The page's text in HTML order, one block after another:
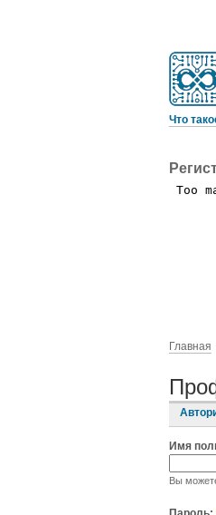
Что
Главная
Имя
Вы